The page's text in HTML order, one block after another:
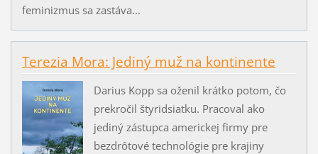
feminizmus sa zastáva...
Terezia Mora: Jediný muž na kontinente
Darius Kopp sa oženil krátko potom, čo
prekročil štyridsiatku. Pracoval ako
jediný zástupca americkej firmy pre
bezdrôtové technológie pre krajiny